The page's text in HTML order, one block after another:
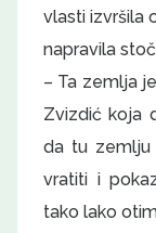
vlasti izvršila
napravila
– Ta zemlja
Zvizdić koja
da tu zemlju
vratiti i
tako lako